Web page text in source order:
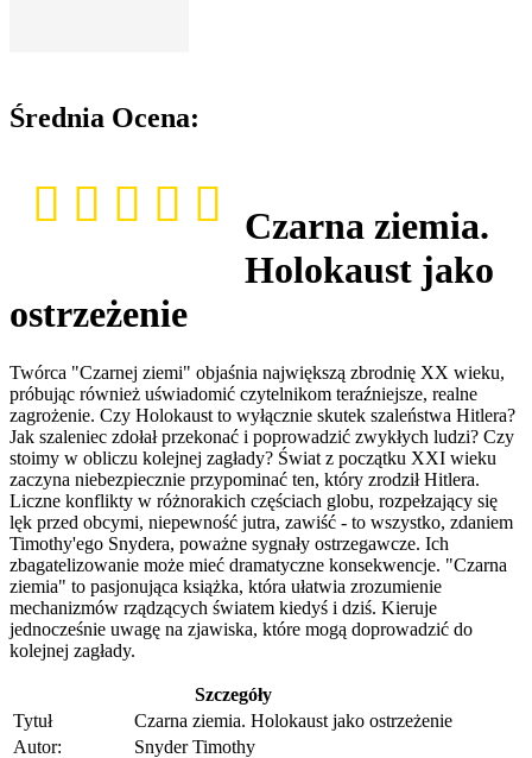
Średnia Ocena:
Czarna ziemia.
Holokaust jako
ostrzeżenie
Twórca "Czarnej ziemi" objaśnia największą zbrodnię XX wieku,
próbując również uświadomić czytelnikom teraźniejsze, realne
zagrożenie. Czy Holokaust to wyłącznie skutek szaleństwa Hitlera?
Jak szaleniec zdołał przekonać i poprowadzić zwykłych ludzi? Czy
stoimy w obliczu kolejnej zagłady? Świat z początku XXI wieku
zaczyna niebezpiecznie przypominać ten, który zrodził Hitlera.
Liczne konflikty w różnorakich częściach globu, rozpełzający się
lęk przed obcymi, niepewność jutra, zawiść - to wszystko, zdaniem
Timothy'ego Snydera, poważne sygnały ostrzegawcze. Ich
zbagatelizowanie może mieć dramatyczne konsekwencje. "Czarna
ziemia" to pasjonująca książka, która ułatwia zrozumienie
mechanizmów rządzących światem kiedyś i dziś. Kieruje
jednocześnie uwagę na zjawiska, które mogą doprowadzić do
kolejnej zagłady.
Szczegóły
Tytuł
Czarna ziemia. Holokaust jako ostrzeżenie
Autor:
Snyder Timothy